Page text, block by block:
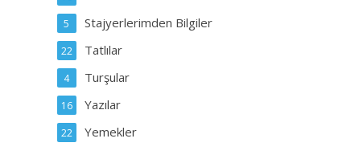
Stajyerlerimden Bilgiler
5
Tatlılar
22
Turşular
4
Yazılar
16
Yemekler
22